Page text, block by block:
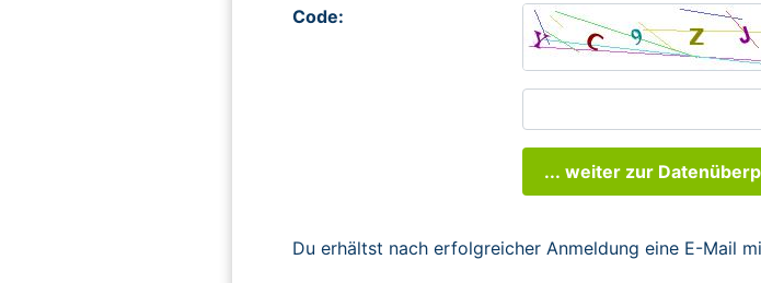
Code:
... weiter zur
Du erhältst nach erfolgreicher Anmeldung eine E-Mail